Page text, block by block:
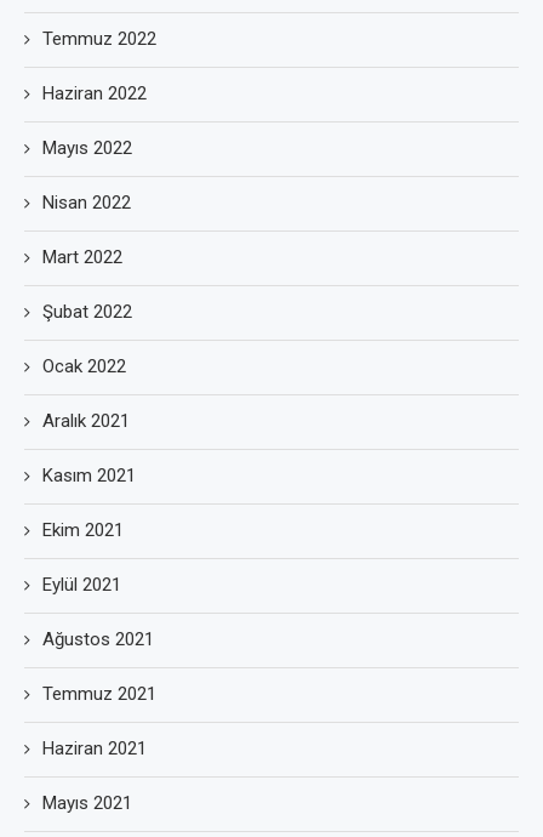
Temmuz 2022
Haziran 2022
Mayıs 2022
Nisan 2022
Mart 2022
Şubat 2022
Ocak 2022
Aralık 2021
Kasım 2021
Ekim 2021
Eylül 2021
Ağustos 2021
Temmuz 2021
Haziran 2021
Mayıs 2021